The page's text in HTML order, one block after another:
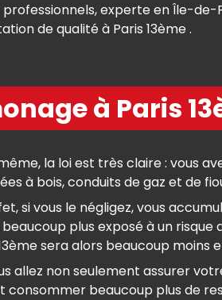
experte en Île-
de qualité à Paris 13ème .
à Paris
la loi est très claire : vous
à bois, conduits de gaz et de
si vous le négligez, vous
plus exposé à un risque
sera alors beaucoup moins
allez non seulement assurer
consommer beaucoup plus de